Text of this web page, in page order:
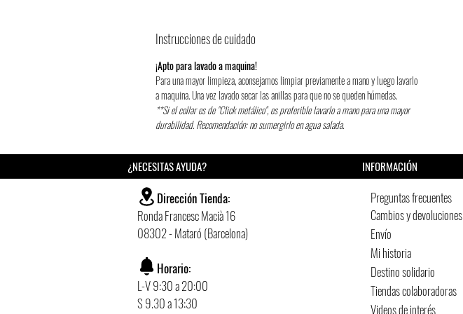
Instrucciones de cuidado
¡Apto para lavado a maquina!
Para una mayor limpieza, aconsejamos limpiar previamente a mano y luego lavarlo
a maquina. Una vez lavado secar las anillas para que no se queden húmedas.
**Si el collar es de "Click metálico", es preferible lavarlo a mano para una mayor
durabilidad. Recomendación: no sumergirlo en agua salada.
¿NECESITAS AYUDA? INFORMACIÓN
Dirección Tienda:
Ronda Francesc Macià 16
08302 - Mataró (Barcelona)
Horario:
L-V 9:30 a 20:00
S 9.30 a 13:30
Preguntas frecuentes
Cambios y devoluciones
Envío
Mi historia
Destino solidario
Tiendas colaboradoras
Videos de interés